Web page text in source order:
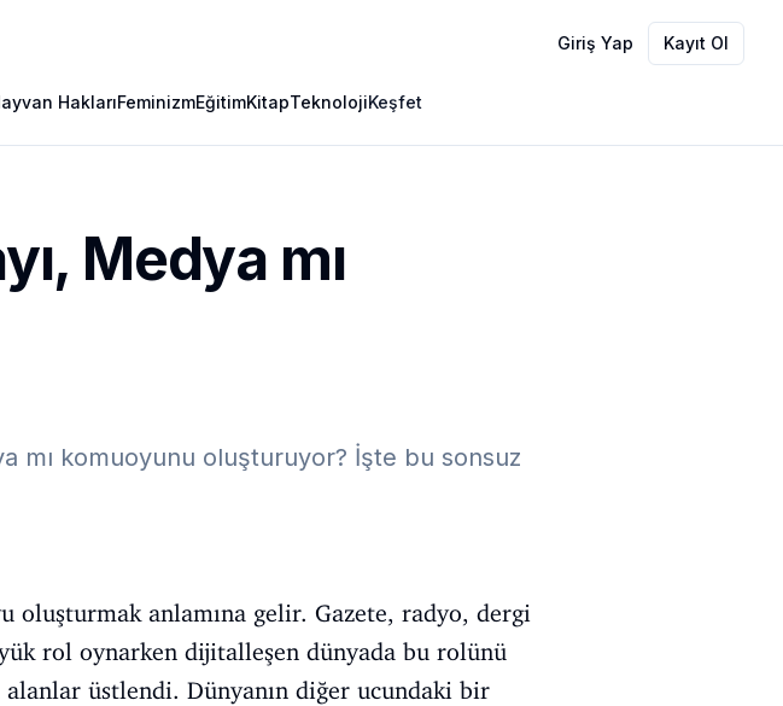
Giriş Yap Kayıt Ol
HaklarıFeminizmEğitimKitapTeknolojiKeşfet
Medya mı
mı komuoyunu oluşturuyor? İşte bu sonsuz
anlamına gelir. Gazete, radyo, dergi
rol oynarken dijitalleşen dünyada bu rolünü
üstlendi. Dünyanın diğer ucundaki bir